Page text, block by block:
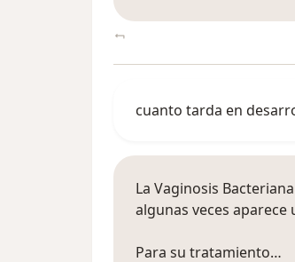
cuanto tarda en
La Vaginosis
algunas veces
Para su tratamiento…